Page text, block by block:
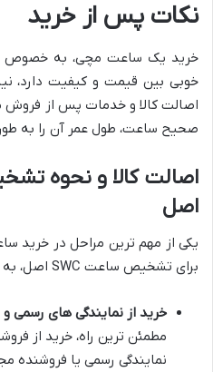
نکات پس از خرید
خوبی بین قیمت و کیفیت دارد،
اصالت کالا و خدمات پس از فروش
صحیح ساعت، طول عمر آن را به
اصل
یکی از مهم ترین مراحل در خرید
برای تشخیص ساعت SWC اصل، به نکات زیر توجه کنید:
خرید از نمایندگی های رسمی
مطمئن ترین راه، خرید از